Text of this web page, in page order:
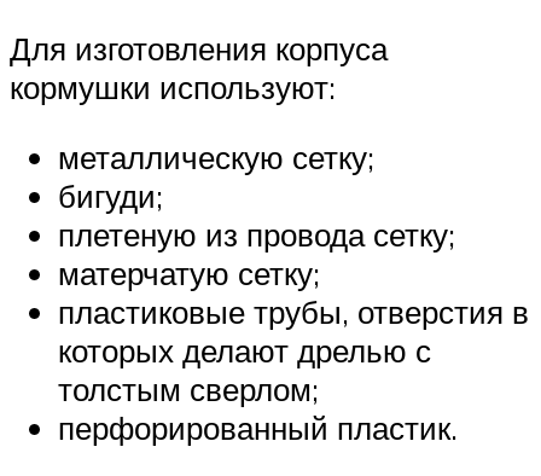
Для изготовления корпуса
кормушки используют:
металлическую сетку;
бигуди;
плетеную из провода сетку;
матерчатую сетку;
пластиковые трубы, отверстия в
которых делают дрелью с
толстым сверлом;
перфорированный пластик.